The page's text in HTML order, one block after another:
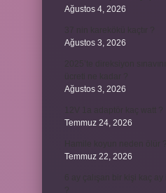
Ağustos 4, 2026
Ağustos 3, 2026
Ağustos 3, 2026
Temmuz 24, 2026
Temmuz 22, 2026